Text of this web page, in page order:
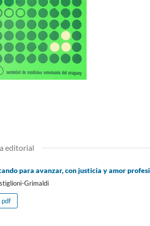
editorial
para avanzar, con justicia y amor
Grimaldi
pdf